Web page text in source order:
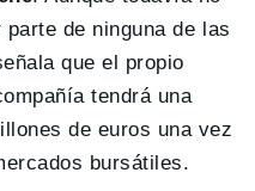
de ninguna de las
que el propio
tendrá una
de euros una vez
bursátiles.